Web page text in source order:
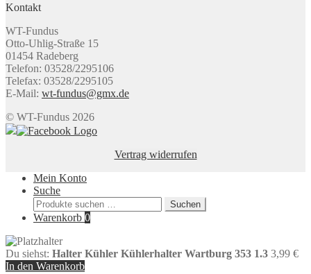
Kontakt
WT-Fundus
Otto-Uhlig-Straße 15
01454 Radeberg
Telefon: 03528/2295106
Telefax: 03528/2295105
E-Mail: wt-fundus@gmx.de
© WT-Fundus 2026
Vertrag widerrufen
Mein Konto
Suche
Suchen
nach:
Suchen
Warenkorb 0
Du siehst: Halter Kühler Kühlerhalter Wartburg 353 1.3 3,99 €
In den Warenkorb